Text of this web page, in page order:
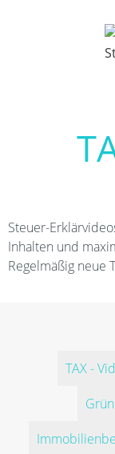
Steuer-
Inhalten und
Regelmäßig neue
TAX -